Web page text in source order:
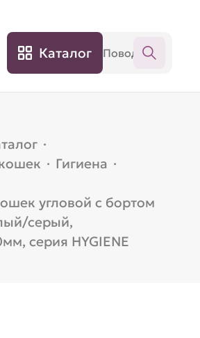
Каталог
·
· Гигиена ·
угловой с бортом
серый,
серия HYGIENE